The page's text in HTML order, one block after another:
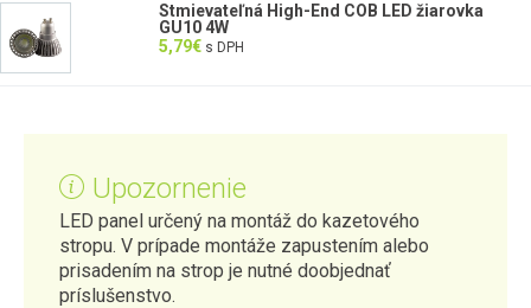
Stmievateľná High-End COB LED žiarovka
GU10 4W
5,79€ s DPH
Upozornenie
LED panel určený na montáž do kazetového
stropu. V prípade montáže zapustením alebo
prisadením na strop je nutné doobjednať
príslušenstvo.